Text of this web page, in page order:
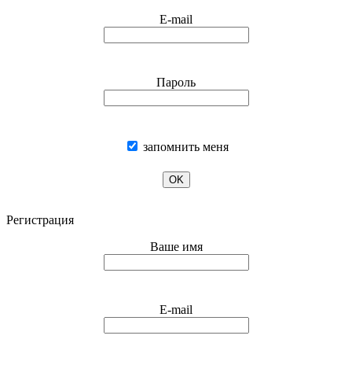
E-mail
Пароль
запомнить меня
OK
Регистрация
Ваше имя
E-mail